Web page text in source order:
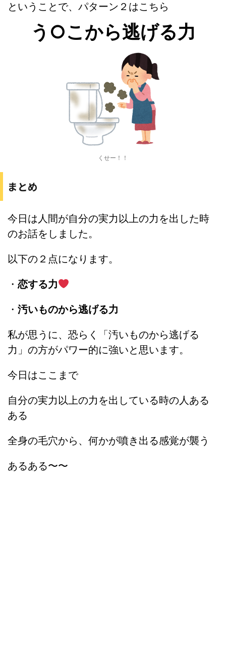
ということで、パターン２はこちら
う○こから逃げる力
くせー！！
まとめ
今日は人間が自分の実力以上の力を出した時
のお話をしました。
以下の２点になります。
・ 恋する力
・ 汚いものから逃げる力
私が思うに、恐らく「汚いものから逃げる
力」の方がパワー的に強いと思います。
今日はここまで
自分の実力以上の力を出している時の人ある
ある
全身の毛穴から、何かが噴き出る感覚が襲う
あるある〜〜